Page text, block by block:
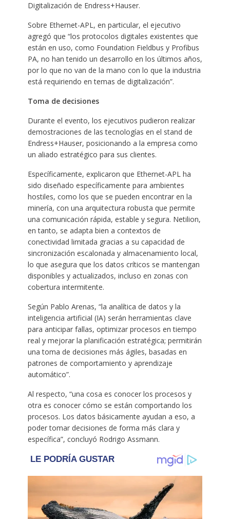
Digitalización de Endress+Hauser.
Sobre Ethernet-APL, en particular, el ejecutivo
agregó que “los protocolos digitales existentes que
están en uso, como Foundation Fieldbus y Profibus
PA, no han tenido un desarrollo en los últimos años,
por lo que no van de la mano con lo que la industria
está requiriendo en temas de digitalización”.
Toma de decisiones
Durante el evento, los ejecutivos pudieron realizar
demostraciones de las tecnologías en el stand de
Endress+Hauser, posicionando a la empresa como
un aliado estratégico para sus clientes.
Específicamente, explicaron que Ethernet-APL ha
sido diseñado específicamente para ambientes
hostiles, como los que se pueden encontrar en la
minería, con una arquitectura robusta que permite
una comunicación rápida, estable y segura. Netilion,
en tanto, se adapta bien a contextos de
conectividad limitada gracias a su capacidad de
sincronización escalonada y almacenamiento local,
lo que asegura que los datos críticos se mantengan
disponibles y actualizados, incluso en zonas con
cobertura intermitente.
Según Pablo Arenas, “la analítica de datos y la
inteligencia artificial (IA) serán herramientas clave
para anticipar fallas, optimizar procesos en tiempo
real y mejorar la planificación estratégica; permitirán
una toma de decisiones más ágiles, basadas en
patrones de comportamiento y aprendizaje
automático”.
Al respecto, “una cosa es conocer los procesos y
otra es conocer cómo se están comportando los
procesos. Los datos básicamente ayudan a eso, a
poder tomar decisiones de forma más clara y
específica”, concluyó Rodrigo Assmann.